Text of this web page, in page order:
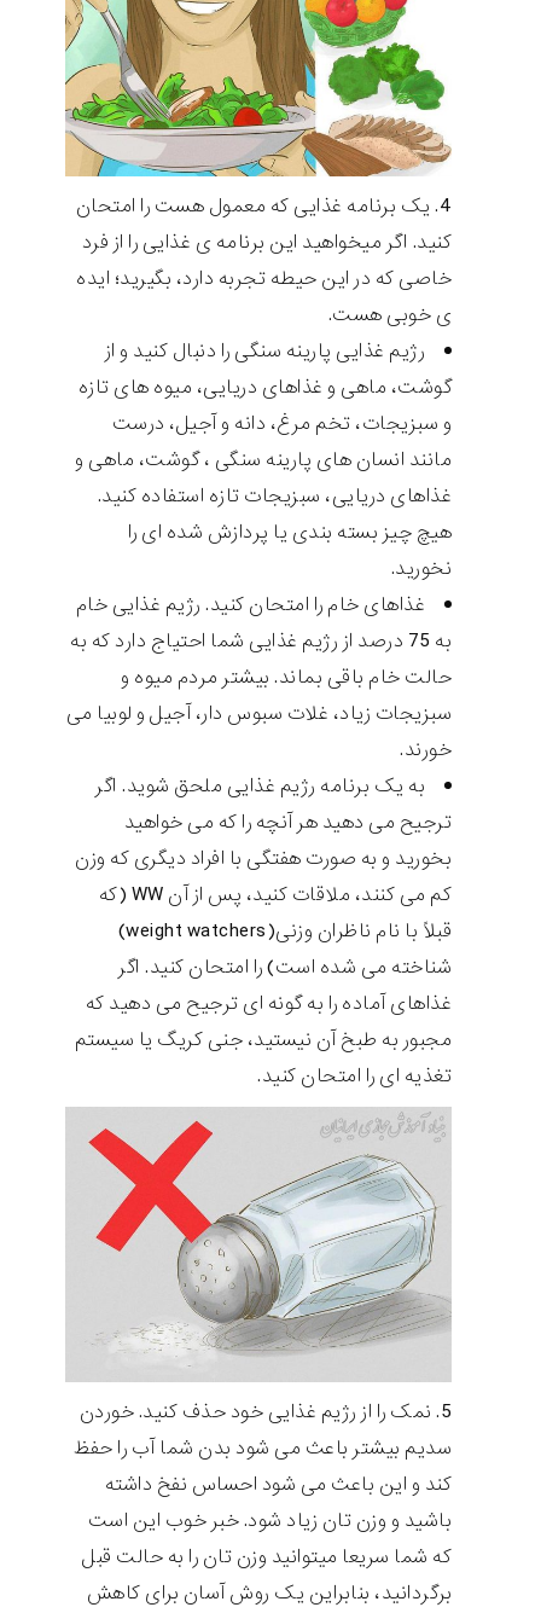
یک برنامه غذایی که معمول هست را امتحان
کنید. اگر میخواهید این برنامه ی غذایی را از فرد
خاصی که در این حیطه تجربه دارد، بگیرید؛ ایده
ی خوبی هست.
رژیم غذایی پارینه سنگی را دنبال کنید و از
گوشت، ماهی و غذاهای دریایی، میوه های تازه
و سبزیجات، تخم مرغ، دانه و آجیل، درست
مانند انسان های پارینه سنگی ، گوشت، ماهی و
غذاهای دریایی، سبزیجات تازه استفاده کنید.
هیچ چیز بسته بندی یا پردازش شده ای را
نخورید.
غذاهای خام را امتحان کنید. رژیم غذایی خام
به 75 درصد از رژیم غذایی شما احتیاج دارد که به
حالت خام باقی بماند. بیشتر مردم میوه و
سبزیجات زیاد، غلات سبوس دار، آجیل و لوبیا می
خورند.
به یک برنامه رژیم غذایی ملحق شوید. اگر
ترجیح می دهید هر آنچه را که می خواهید
بخورید و به صورت هفتگی با افراد دیگری که وزن
کم می کنند، ملاقات کنید، پس از آن WW (که
قبلاً با نام ناظران وزنی(weight watchers)
شناخته می شده است) را امتحان کنید. اگر
غذاهای آماده را به گونه ای ترجیح می دهید که
مجبور به طبخ آن نیستید، جنی کریگ یا سیستم
تغذیه ای را امتحان کنید.
نمک را از رژیم غذایی خود حذف کنید. خوردن
سدیم بیشتر باعث می شود بدن شما آب را حفظ
کند و این باعث می شود احساس نفخ داشته
باشید و وزن تان زیاد شود. خبر خوب این است
که شما سریعا میتوانید وزن تان را به حالت قبل
برگردانید، بنابراین یک روش آسان برای کاهش